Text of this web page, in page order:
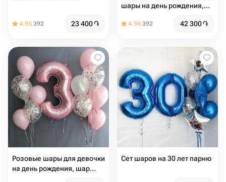
4.96392 23 400֏
шары на день рождения,
любые) 21шт
4.96392 42 300֏
Розовые шары для девочки
на день рождения, шар
Сет шаров на 30 лет парню